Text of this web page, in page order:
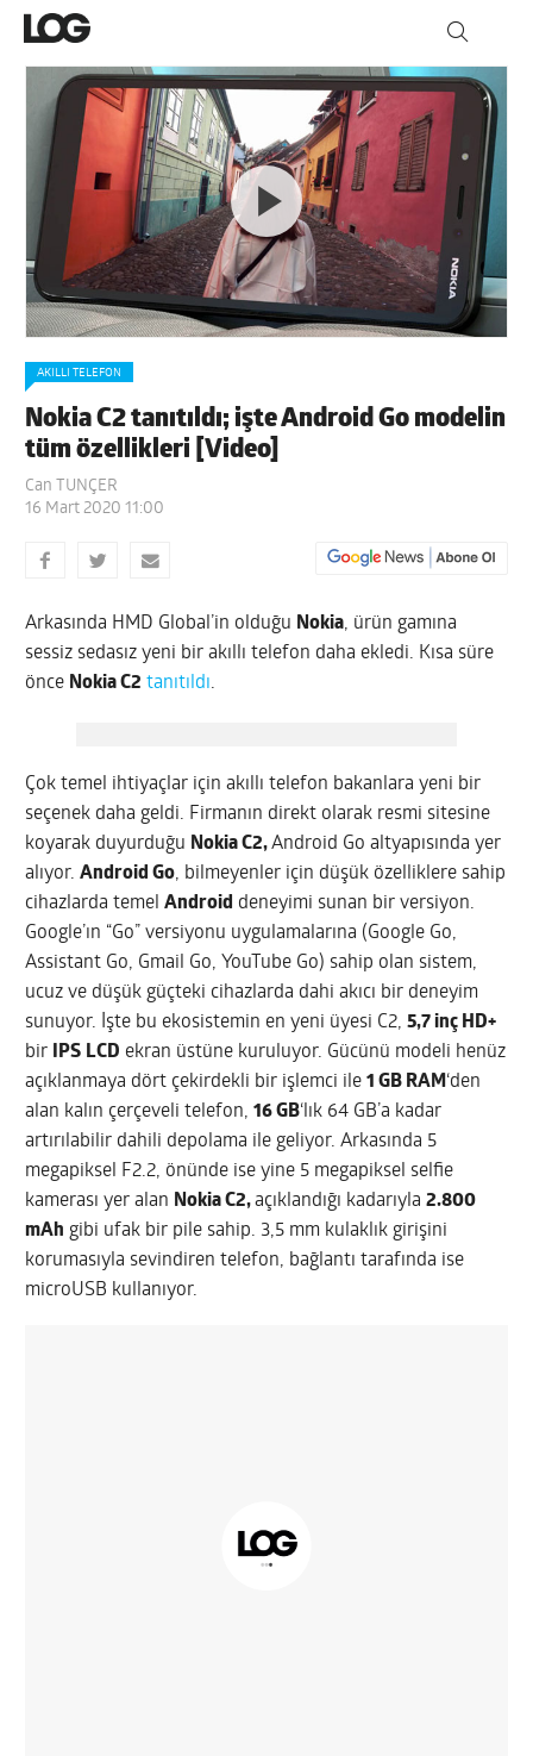
AKILLI TELEFON
Nokia C2 tanıtıldı; işte Android Go modelin
tüm özellikleri [Video]
Can TUNÇER
16 Mart 2020 11:00
Arkasında HMD Global’in olduğu Nokia, ürün gamına
sessiz sedasız yeni bir akıllı telefon daha ekledi. Kısa süre
önce Nokia C2 tanıtıldı.
Çok temel ihtiyaçlar için akıllı telefon bakanlara yeni bir
seçenek daha geldi. Firmanın direkt olarak resmi sitesine
koyarak duyurduğu Nokia C2,Android Go altyapısında yer
alıyor.Android Go, bilmeyenler için düşük özelliklere sahip
cihazlarda temelAndroid deneyimi sunan bir versiyon.
Google’ın “Go” versiyonu uygulamalarına (Google Go,
Assistant Go, Gmail Go, YouTube Go) sahip olan sistem,
ucuz ve düşük güçteki cihazlarda dahi akıcı bir deneyim
sunuyor. İşte bu ekosistemin en yeni üyesi C2,5,7 inç HD+
bir
IPS LCD ekran üstüne kuruluyor. Gücünü modeli henüz
açıklanmaya dört çekirdekli bir işlemci ile1 GB RAM ‘den
alan kalın çerçeveli telefon,16 GB‘lık 64 GB’a kadar
artırılabilir dahili depolama ile geliyor. Arkasında 5
megapiksel F2.2, önünde ise yine 5 megapiksel selfie
kamerası yer alan Nokia C2,açıklandığı kadarıyla2.800
mAh gibi ufak bir pile sahip. 3,5 mm kulaklık girişini
korumasıyla sevindiren telefon, bağlantı tarafında ise
microUSB kullanıyor.